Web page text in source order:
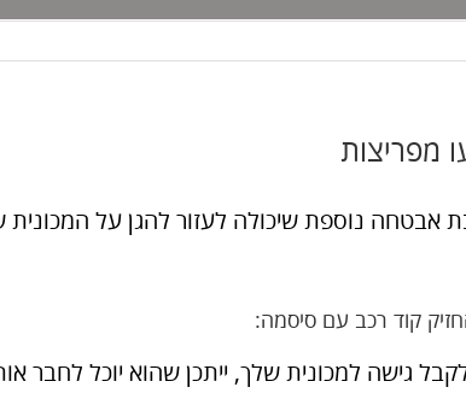
מפריצות
אבטחה נוספת שיכולה לעזור להגן על המכונית
קוד רכב עם סיסמה:
גישה למכונית שלך, ייתכן שהוא יוכל לחבר